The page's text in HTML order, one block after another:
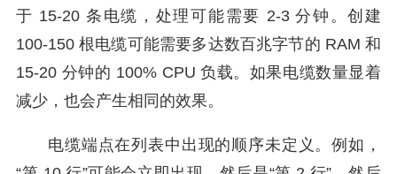
于 15-20 条电缆，处理可能需要 2-3 分钟。创建
100-150 根电缆可能需要多达数百兆字节的 RAM 和
15-20 分钟的 100% CPU 负载。如果电缆数量显着
减少，也会产生相同的效果。
电缆端点在列表中出现的顺序未定义。例如，